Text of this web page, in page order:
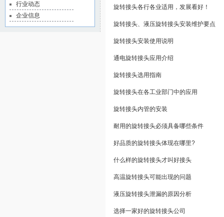
行业动态
企业信息
旋转接头各行各业适用，发展看好！
旋转接头、液压旋转接头安装维护要点
旋转接头安装使用说明
通电旋转接头应用介绍
旋转接头选用指南
旋转接头在各工业部门中的应用
旋转接头内管的安装
耐用的旋转接头必须具备哪些条件
好品质的旋转接头体现在哪里?
什么样的旋转接头才叫好接头
高温旋转接头可能出现的问题
液压旋转接头泄漏的原因分析
选择一家好的旋转接头公司